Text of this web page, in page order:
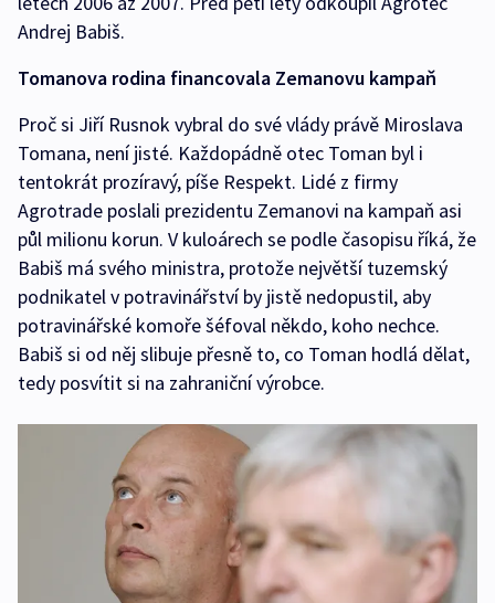
Andrej Babiš.
Tomanova rodina financovala Zemanovu kampaň
Proč si Jiří Rusnok vybral do své vlády právě Miroslava
Tomana, není jisté. Každopádně otec Toman byl i
tentokrát prozíravý, píše Respekt. Lidé z firmy
Agrotrade poslali prezidentu Zemanovi na kampaň asi
půl milionu korun. V kuloárech se podle časopisu říká, že
Babiš má svého ministra, protože největší tuzemský
podnikatel v potravinářství by jistě nedopustil, aby
potravinářské komoře šéfoval někdo, koho nechce.
Babiš si od něj slibuje přesně to, co Toman hodlá dělat,
tedy posvítit si na zahraniční výrobce.